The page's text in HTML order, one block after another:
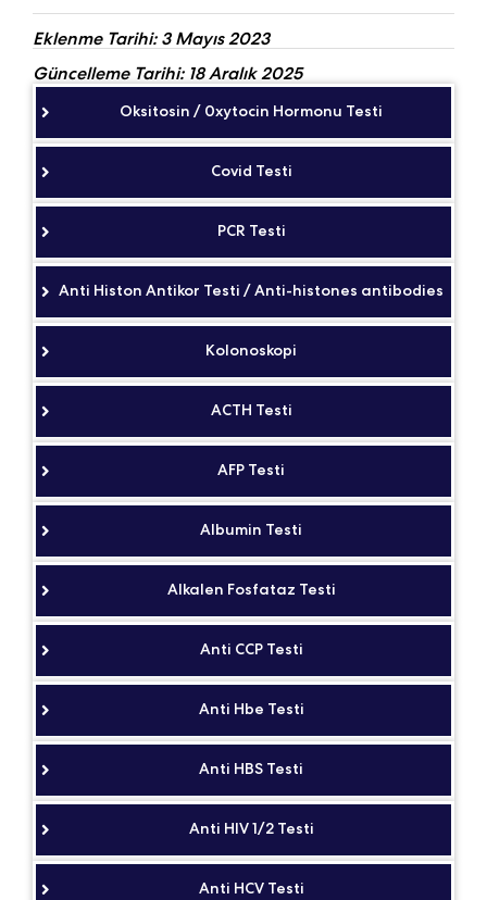
Eklenme Tarihi: 3 Mayıs 2023
Güncelleme Tarihi: 18 Aralık 2025
Oksitosin / 0xytocin Hormonu Testi
Covid Testi
PCR Testi
Anti Histon Antikor Testi / Anti-histones antibodies
Kolonoskopi
ACTH Testi
AFP Testi
Albumin Testi
Alkalen Fosfataz Testi
Anti CCP Testi
Anti Hbe Testi
Anti HBS Testi
Anti HIV 1/2 Testi
Anti HCV Testi